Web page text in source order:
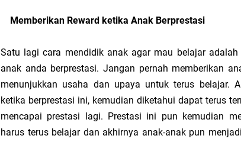
Memberikan Reward ketika Anak Berprestasi
Satu lagi cara mendidik anak agar mau belajar
anak anda berprestasi. Jangan pernah memberikan
menunjukkan usaha dan upaya untuk terus belajar.
ketika berprestasi ini, kemudian diketahui dapat terus
mencapai prestasi lagi. Prestasi ini pun kemudian
harus terus belajar dan akhirnya anak-anak pun